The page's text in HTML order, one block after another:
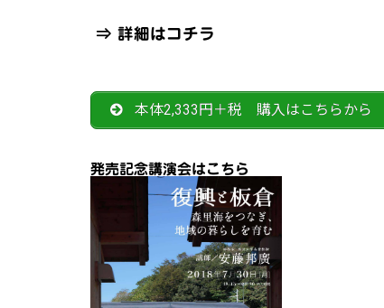
⇒ 詳細はコチラ
本体2,333円＋税 購入はこちらから
発売記念講演会はこちら